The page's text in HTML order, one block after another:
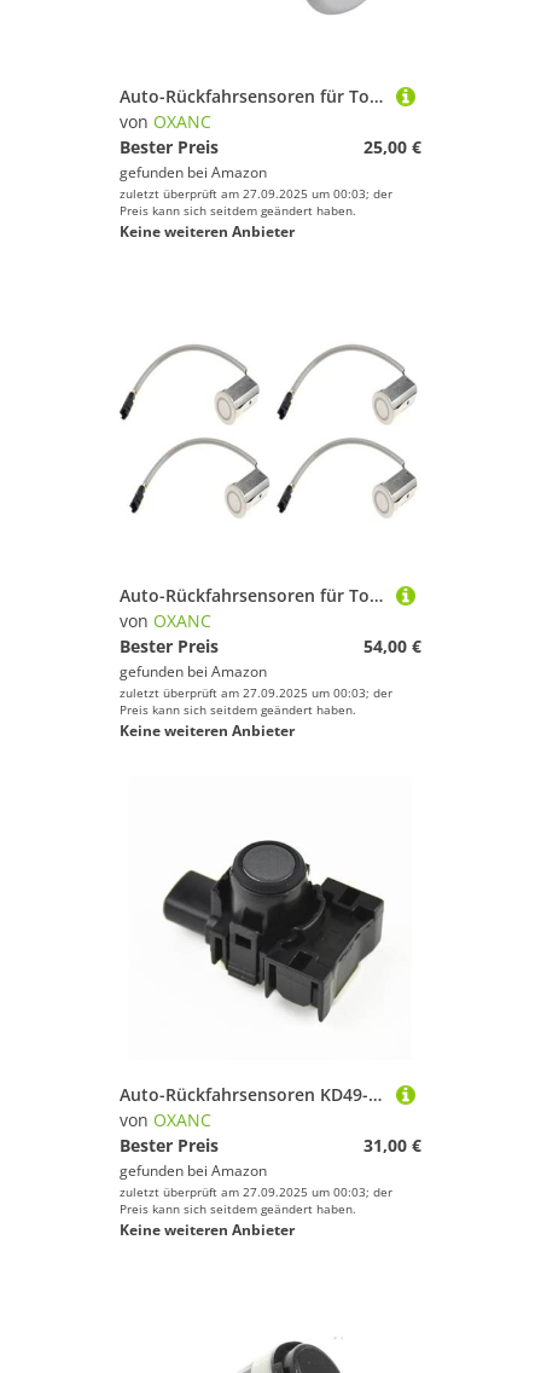
Auto-Rückfahrsensoren für Toyota für Avanza 2012 2013 2014 2015 2016 2017 2018 PDC-Parksensor Stoßstange Rückfahrassistent PZ061BZ554 PZ061-BZ554 (Schwarz)
von OXANC
Bester Preis
25,00 €
gefunden bei Amazon
zuletzt überprüft am 27.09.2025 um 00:03; der
Preis kann sich seitdem geändert haben.
Keine weiteren Anbieter
Auto-Rückfahrsensoren für Toyota für Land für Cruiser für Prado 2003–2010 PDC-Parksensor PZ36200208 PZ36200201 (weiß)
von OXANC
Bester Preis
54,00 €
gefunden bei Amazon
zuletzt überprüft am 27.09.2025 um 00:03; der
Preis kann sich seitdem geändert haben.
Keine weiteren Anbieter
Auto-Rückfahrsensoren KD49-67UC1 Für Mazda 2 3 6 Für CX-3 Für CX-5 KD49-67-UC1 PDC-Parksensor KD4967UC1 Rückfahrassistent (Silber)
von OXANC
Bester Preis
31,00 €
gefunden bei Amazon
zuletzt überprüft am 27.09.2025 um 00:03; der
Preis kann sich seitdem geändert haben.
Keine weiteren Anbieter